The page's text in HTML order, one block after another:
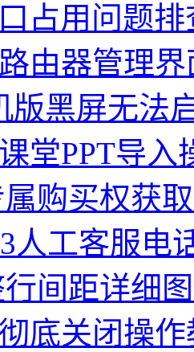
占用问题
由器管理
版黑屏无法
堂PPT导入
属购买权获
人工客服电
间距详细
底关闭操作